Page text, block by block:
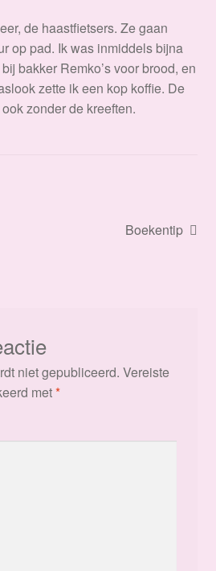
de haastfietsers. Ze gaan
op pad. Ik was inmiddels bijna
bakker Remko’s voor brood, en
zette ik een kop koffie. De
zonder de kreeften.
Volgend
Boekentip
niet gepubliceerd. Vereiste
met*